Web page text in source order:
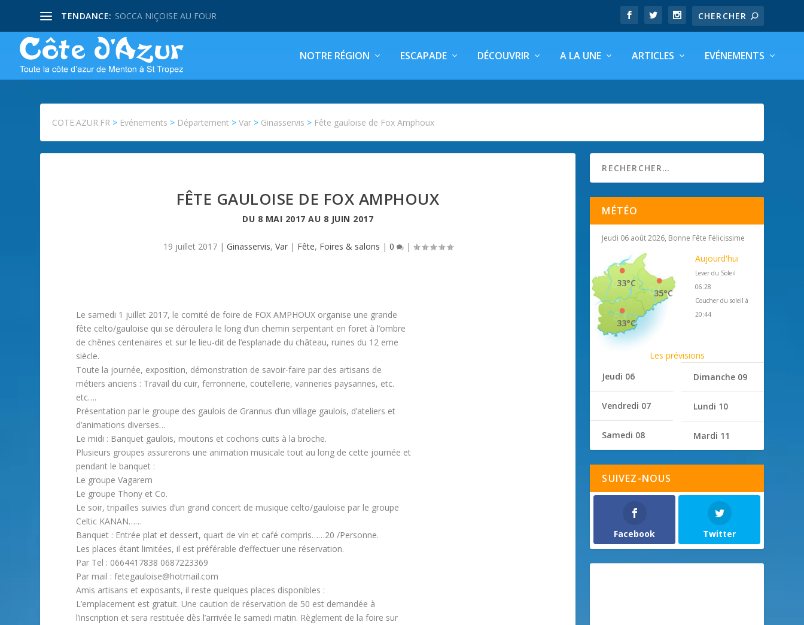
TENDANCE: PISSALADIERE NIÇOISE
NOTRE RÉGION ESCAPADE DÉCOUVRIR A LA UNE ARTICLES EVÉNEMENTS
COTE.AZUR.FR > Evénements > Département >Var > Ginasservis > Fête gauloise de Fox Amphoux
FÊTE GAULOISE DE FOX AMPHOUX
DU 8 MAI 2017 AU 8 JUIN 2017
19 juillet 2017| Ginasservis, Var| Fête, Foires & salons | 0 |
Le samedi 1 juillet 2017, le comité de foire de FOX AMPHOUX organise une grande
fête celto/gauloise qui se déroulera le long d’un chemin serpentant en foret à l’ombre
de chênes centenaires et sur le lieu-dit de l’esplanade du château, ruines du 12 eme
siècle.
Toute la journée, exposition, démonstration de savoir-faire par des artisans de
métiers anciens : Travail du cuir, ferronnerie, coutellerie, vanneries paysannes, etc.
etc….
Présentation par le groupe des gaulois de Grannus d’un village gaulois, d’ateliers et
d’animations diverses…
Le midi : Banquet gaulois, moutons et cochons cuits à la broche.
Plusieurs groupes assurerons une animation musicale tout au long de cette journée et
pendant le banquet :
Le groupe Vagarem
Le groupe Thony et Co.
Le soir, tripailles suivies d’un grand concert de musique celto/gauloise par le groupe
Celtic KANAN……
Banquet : Entrée plat et dessert, quart de vin et café compris……20 /Personne.
Les places étant limitées, il est préférable d’effectuer une réservation.
Par Tel : 0664417838 0687223369
Par mail : fetegauloise@hotmail.com
Amis artisans et exposants, il reste quelques places disponibles :
L’emplacement est gratuit. Une caution de réservation de 50 est demandée à
l’inscription et sera restituée dès l’arrivée le samedi matin. Règlement de la foire sur
MÉTÉO
Jeudi 06 août 2026, Bonne Fête Félicissime
35°C
33°C
33°C
Aujourd'hui
Lever du Soleil
06:28
Coucher du soleil à
20:44
Les prévisions
Jeudi 06
Vendredi 07
Samedi 08
Dimanche 09
Lundi 10
Mardi 11
SUIVEZ-NOUS
Facebook Twitter